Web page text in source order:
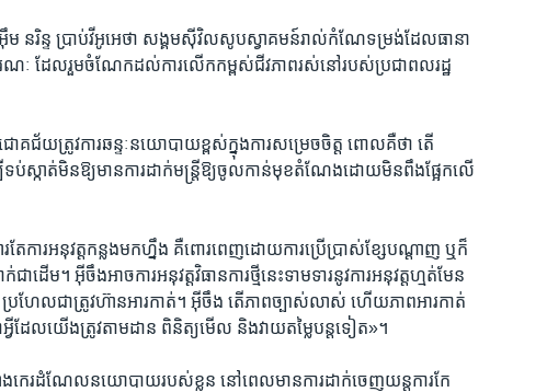
អ៊ឹម នរិន្ទ​ ប្រាប់​វីអូអេ​ថា ​សង្គម​ស៊ីវិល​សូប​ស្វាគមន៍​រាល់​កំណែ​ទម្រង់ដែល​ធានា​
ារណៈ​ ដែល​រួម​ចំណែក​ដល់​ការ​លើក​កម្ពស់​ជីវភាព​រស់នៅ​របស់​ប្រជា​ពលរដ្ឋ​
ជ័យ​ត្រូវ​ការ​ឆន្ទៈ​នយោបាយ​ខ្ពស់​ក្នុង​ការ​សម្រេច​ចិត្ត​ ពោល​គឺថា​ តើ
ទប់​ស្កាត់​មិនឱ្យ​មាន​ការ​ដាក់​មន្ត្រី​ឱ្យ​ចូល​កាន់​មុខ​តំណែង​ដោយ​មិន​ពឹង​ផ្អែក​លើ​
តែ​ការ​អនុវត្ត​កន្លង​មក​ហ្នឹង​ គឺ​ពោរ​ពេញ​ដោយ​ការ​ប្រើប្រាស់​ខ្សែ​បណ្តាញ​ ឬ​ក៏​
ា​ដើម។​ អ៊ីចឹង​អាច​ការ​អនុវត្ត​វិធានការ​ថ្មី​នេះ​ទាម​ទារ​នូវ​ការ​អនុវត្ត​ហ្មត់​មែន​
រហែល​ជាត្រូវ​ហ៊ាន​អារកាត់។​ អ៊ីចឹង ​តើភាព​ច្បាស់​លាស់ ហើយ​ភាព​អារកាត់​
ដែល​យើង​ត្រូវតាម​ដាន​ ពិនិត្យ​មើល​ និង​វាយ​តម្លៃ​បន្ត​ទៀត»។​
ង​កេរ​ដំណែល​នយោបាយ​របស់​ខ្លួន នៅ​ពេល​មា​ន​ការ​ដាក់​ចេញ​យន្តការ​កែ